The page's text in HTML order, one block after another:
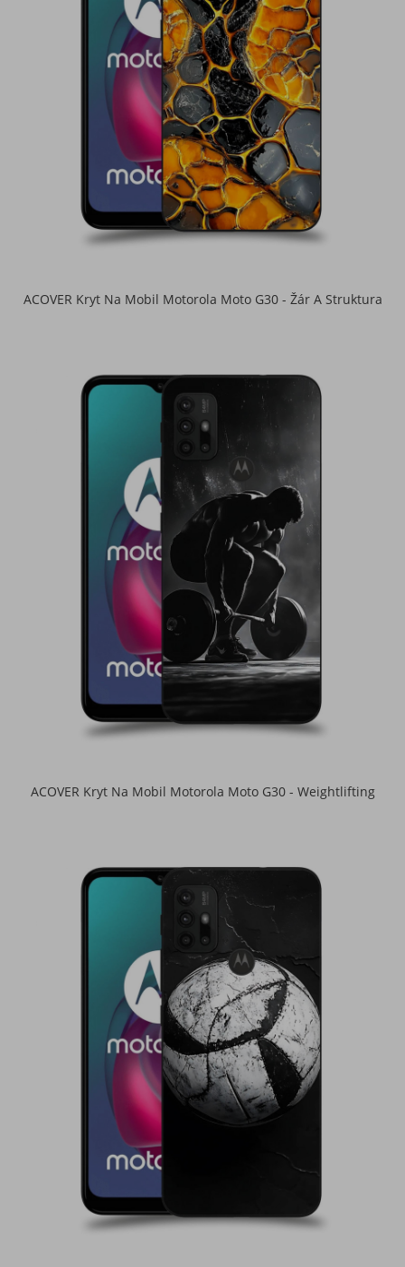
ACOVER Kryt Na Mobil Motorola Moto G30 - Žár A Struktura
ACOVER Kryt Na Mobil Motorola Moto G30 - Weightlifting